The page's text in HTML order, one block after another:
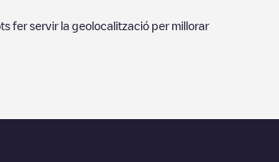
fer servir la geolocalització per millorar